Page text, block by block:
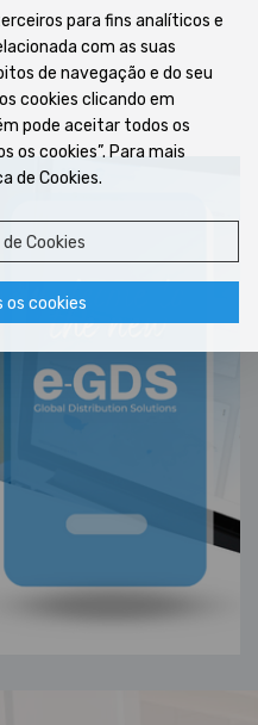
para fins analíticos e
com as suas
de navegação e do seu
cookies clicando em
pode aceitar todos os
os cookies”. Para mais
de Cookies.
Cookies
cookies